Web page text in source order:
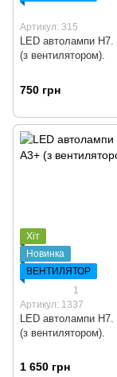
Артикул: 315
LED автолампи H7.
(з вентилятором).
750 грн
Хіт
Новинка
ВЕНТИЛЯТОР
1
Артикул: 1337
LED автолампи H7.
(з вентилятором).
1 650 грн